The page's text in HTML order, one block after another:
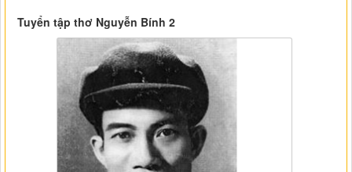
Tuyển tập thơ Nguyễn Bính 2